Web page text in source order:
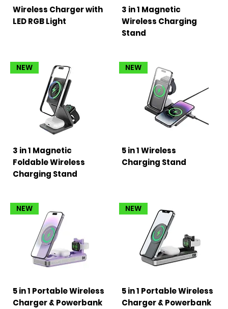
Wireless Charger with
LED RGB Light
3 in 1 Magnetic
Wireless Charging
Stand
NEW
3 in 1 Magnetic
Foldable Wireless
Charging Stand
NEW
5 in 1 Wireless
Charging Stand
NEW
5 in 1 Portable Wireless
Charger & Powerbank
NEW
5 in 1 Portable Wireless
Charger & Powerbank